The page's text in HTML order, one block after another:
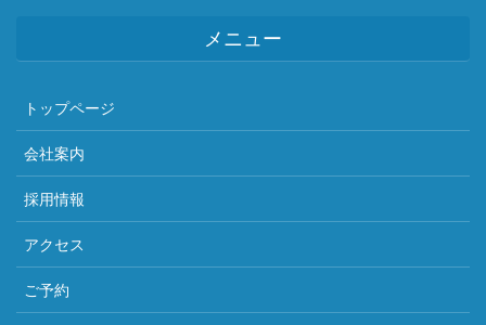
メニュー
トップページ
会社案内
採用情報
アクセス
ご予約